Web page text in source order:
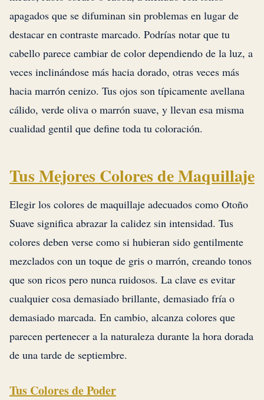
apagados que se difuminan sin problemas en lugar de
destacar en contraste marcado. Podrías notar que tu
cabello parece cambiar de color dependiendo de la luz, a
veces inclinándose más hacia dorado, otras veces más
hacia marrón cenizo. Tus ojos son típicamente avellana
cálido, verde oliva o marrón suave, y llevan esa misma
cualidad gentil que define toda tu coloración.
Tus Mejores Colores de Maquillaje
Elegir los colores de maquillaje adecuados como Otoño
Suave significa abrazar la calidez sin intensidad. Tus
colores deben verse como si hubieran sido gentilmente
mezclados con un toque de gris o marrón, creando tonos
que son ricos pero nunca ruidosos. La clave es evitar
cualquier cosa demasiado brillante, demasiado fría o
demasiado marcada. En cambio, alcanza colores que
parecen pertenecer a la naturaleza durante la hora dorada
de una tarde de septiembre.
Tus Colores de Poder